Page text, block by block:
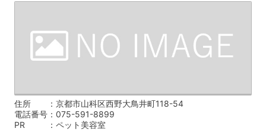
住所
京都市山科区西野大鳥井町118-54
電話番号
075-591-8899
PR
ペット美容室